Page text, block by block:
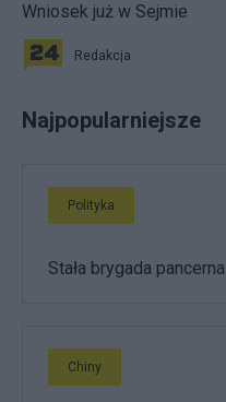
Wniosek już w Sejmie
Redakcja
Najpopularniejsze
Polityka
Stała brygada
Chiny